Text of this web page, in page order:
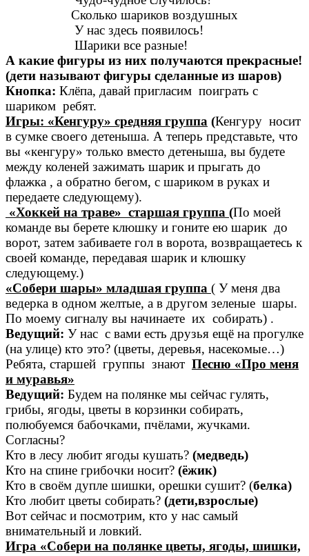
Сколько шариков воздушных
У нас здесь появилось!
Шарики все разные!
А какие фигуры из них получаются прекрасные!
(дети называют фигуры сделанные из шаров)
Кнопка: Клёпа, давай пригласим поиграть с
шариком ребят.
Игры: «Кенгуру» средняя группа (Кенгуру носит
в сумке своего детеныша. А теперь представьте, что
вы «кенгуру» только вместо детеныша, вы будете
между коленей зажимать шарик и прыгать до
флажка , а обратно бегом, с шариком в руках и
передаете следующему).
«Хоккей на траве» старшая группа (По моей
команде вы берете клюшку и гоните ею шарик до
ворот, затем забиваете гол в ворота, возвращаетесь к
своей команде, передавая шарик и клюшку
следующему.)
«Собери шары» младшая группа ( У меня два
ведерка в одном желтые, а в другом зеленые шары.
По моему сигналу вы начинаете их собирать) .
Ведущий: У нас с вами есть друзья ещё на прогулке
(на улице) кто это? (цветы, деревья, насекомые…)
Ребята, старшей группы знают Песню «Про меня
и муравья»
Ведущий: Будем на полянке мы сейчас гулять,
грибы, ягоды, цветы в корзинки собирать,
полюбуемся бабочками, пчёлами, жучками.
Согласны?
Кто в лесу любит ягоды кушать? (медведь)
Кто на спине грибочки носит? (ёжик)
Кто в своём дупле шишки, орешки сушит? (белка)
Кто любит цветы собирать? (дети,взрослые)
Вот сейчас и посмотрим, кто у нас самый
внимательный и ловкий.
Игра «Собери на полянке цветы, ягоды, шишки,